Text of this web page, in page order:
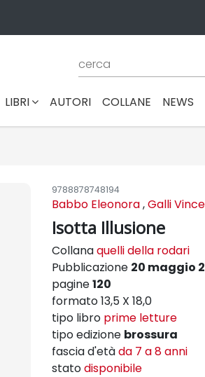
(CURRENT)
LIBRI AUTORI COLLANE NEWS
9788878748194
Babbo Eleonora,Galli
Isotta Illusione
Collanaquelli della rodari
Pubblicazione 20 maggio
pagine120
formato 13,5 X 18,0
tipo libro prime letture
tipo edizione brossura
fascia d'etàda 7 a 8 anni
statodisponibile